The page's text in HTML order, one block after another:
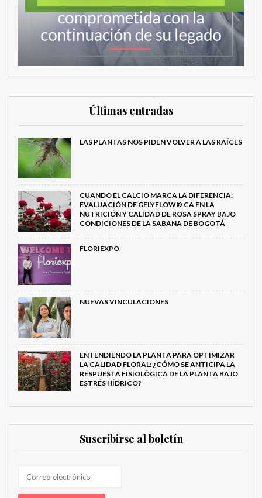
Últimas entradas
LAS PLANTAS NOS PIDEN VOLVER A LAS RAÍCES
CUANDO EL CALCIO MARCA LA DIFERENCIA:
EVALUACIÓN DE GELYFLOW® CA EN LA
NUTRICIÓN Y CALIDAD DE ROSA SPRAY BAJO
CONDICIONES DE LA SABANA DE BOGOTÁ
FLORIEXPO
NUEVAS VINCULACIONES
ENTENDIENDO LA PLANTA PARA OPTIMIZAR
LA CALIDAD FLORAL: ¿CÓMO SE ANTICIPA LA
RESPUESTA FISIOLÓGICA DE LA PLANTA BAJO
ESTRÉS HÍDRICO?
Suscribirse al boletín